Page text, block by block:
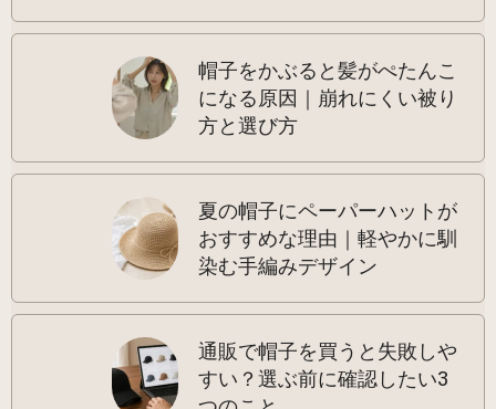
帽子をかぶると髪がぺたんこ
になる原因｜崩れにくい被り
方と選び方
夏の帽子にペーパーハットが
おすすめな理由｜軽やかに馴
染む手編みデザイン
通販で帽子を買うと失敗しや
すい？選ぶ前に確認したい3